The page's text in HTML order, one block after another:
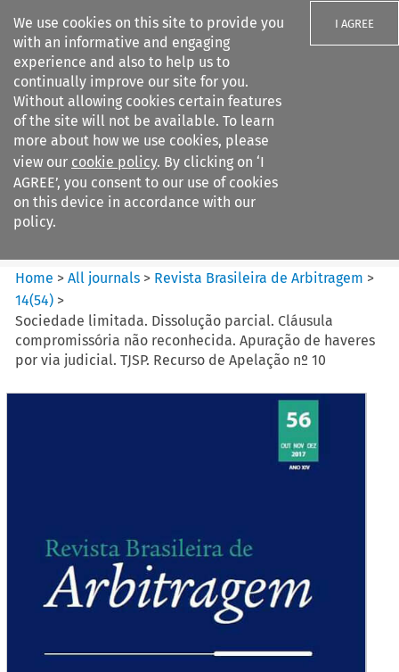
We use cookies on this site to provide you
with an informative and engaging
experience and also to help us to
continually improve our site for you.
Without allowing cookies certain features
of the site will not be available. To learn
more about how we use cookies, please
view our cookie policy. By clicking on ‘I
AGREE’, you consent to our use of cookies
on this device in accordance with our
policy.
I AGREE
Search filters
Revista Brasileira de
Arbitragem
Home >All journals > Revista Brasileira de Arbitragem >
14(54) >
Sociedade limitada. Dissolução parcial. Cláusula
compromissória não reconhecida. Apuração de haveres
por via judicial. TJSP. Recurso de Apelação nº 10